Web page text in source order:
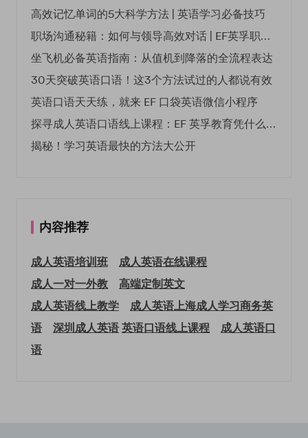
高效记忆单词的5大科学方法 | 英语学习必备技巧
职场沟通秘籍：如何与领导高效对话 | EF英孚职场指南
坐飞机必备英语指南：从值机到降落的全流程表达
30天突破英语口语！这3个方法试过的人都说有效
英语口语天天练，就来 EF 口袋英语微信小程序
探寻成人英语口语线上课程：EF 英孚教育凭什么领航
揭秘！学习英语最快的方法大公开
内容推荐
成人英语培训班
成人英语在线课程
成人一对一外教
高端定制英文
成人英语线上教学
成人英语上海成人学习商务英
语
深圳成人英语英语口语线上课程
成人英语口
语